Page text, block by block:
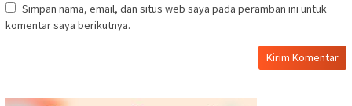
Simpan nama, email, dan situs web saya pada peramban ini untuk
komentar saya berikutnya.